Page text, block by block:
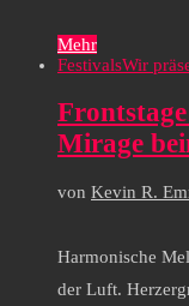
Mehr
FestivalsWir
Mirage
von Kevin R.
Harmonische
der Luft.